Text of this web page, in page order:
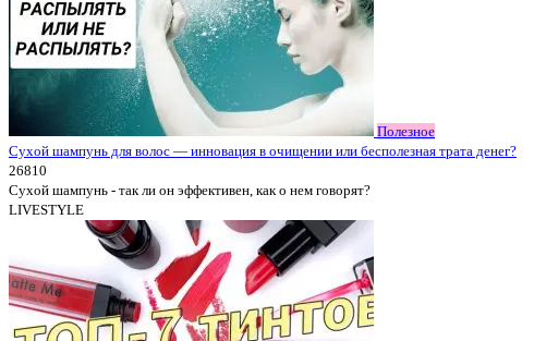
Полезное
Сухой шампунь для волос — инновация в очищении или бесполезная трата денег?
26810
Сухой шампунь - так ли он эффективен, как о нем говорят?
LIVESTYLE